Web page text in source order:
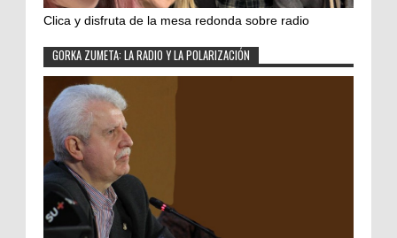
Clica y disfruta de la mesa redonda sobre radio
GORKA ZUMETA: LA RADIO Y LA POLARIZACIÓN